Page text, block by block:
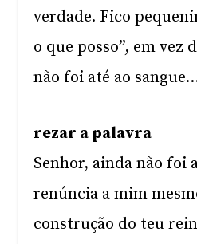
verdade. Fico
o que posso”, em vez
não foi até ao
rezar a palavra
Senhor, ainda não foi
renúncia a mim
construção do teu